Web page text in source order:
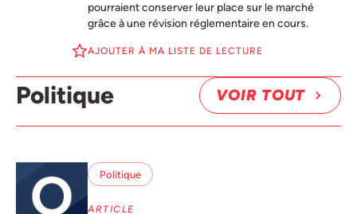
pourraient conserver leur place sur le marché
grâce à une révision réglementaire en cours.
AJOUTER À MA LISTE DE LECTURE
Politique VOIR TOUT
Politique
ARTICLE